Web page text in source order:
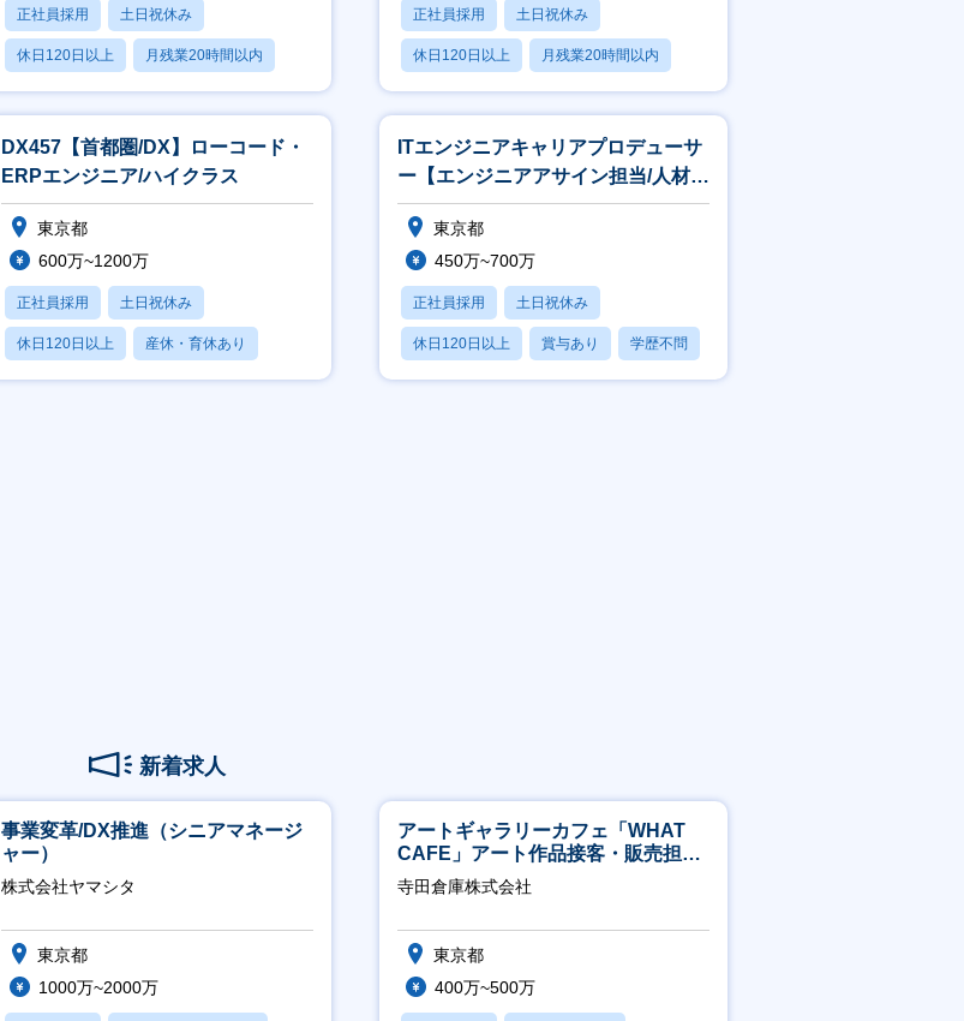
正社員採用 土日祝休み
休日120日以上 月残業20時間以内
賞与あり
正社員採用 土日祝休み
休日120日以上 月残業20時間以内
賞与あり
DX457【首都圏/DX】ローコード・
ERPエンジニア/ハイクラス
東京都
600万~1200万
正社員採用 土日祝休み
休日120日以上 産休・育休あり
月残業20時間以内
ITエンジニアキャリアプロデューサ
ー【エンジニアアサイン担当/人材業
界最大手パーソルグループ】
東京都
450万~700万
正社員採用 土日祝休み
休日120日以上 賞与あり 学歴不問
新着求人
事業変革/DX推進（シニアマネージ
ャー）
株式会社ヤマシタ
東京都
1000万~2000万
アートギャラリーカフェ「WHAT
CAFE」アート作品接客・販売担当
※アート領域未経験可
寺田倉庫株式会社
東京都
400万~500万